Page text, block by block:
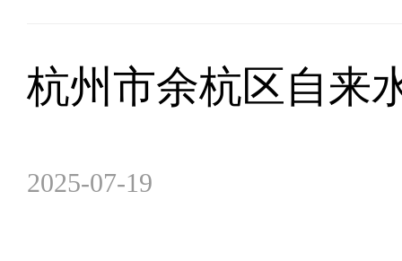
杭州市余杭区自来
2025-07-19